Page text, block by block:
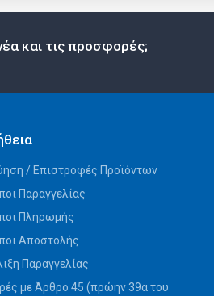
και τις προσφορές;
/ Επιστροφές Προϊόντων
Παραγγελίας
Πληρωμής
Αποστολής
Παραγγελίας
με Άρθρο 45 (πρώην 39α του